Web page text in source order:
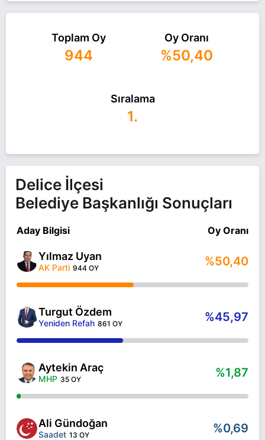
BELDESINDE TAMAMLADI. KIRIKKALE
ÜNIVERSITESI İKTISADI VE İDARI BILIMLER
FAKÜLTESI MEZUNU UYAN, 2004 YILINDA
KIRIKKALE’NIN DELICE ILÇESINDE SAĞLIK
FAKÜLTESINDEN MEZUN OLAN UYAN, 2019
YILINDAN ITIBAREN SAĞLIK BAKANLIĞINDA
KURUM AVUKATI OLARAK GÖREV YAPTI.AK
Yılmaz Uyan Kırıkkale DELİCE belediye başkan
adayı olarak AK Parti ile 31 Mart 2024 yerel
seçimlerinde yarışıyor. Yılmaz Uyan ile ilgili daha
fazla bilgi içinYılmaz Uyan Haberlerisayfamızı
ziyaret edin.
Toplam Oy
944
Oy Oranı
%50,40
Sıralama
1.
Delice İlçesi
Belediye Başkanlığı Sonuçları
Aday Bilgisi Oy Oranı
Yılmaz Uyan
AK Parti 944 OY %50,40
Turgut Özdem
Yeniden Refah 861 OY %45,97
Aytekin Araç
MHP 35 OY %1,87
Ali Gündoğan
Saadet 13 OY %0,69